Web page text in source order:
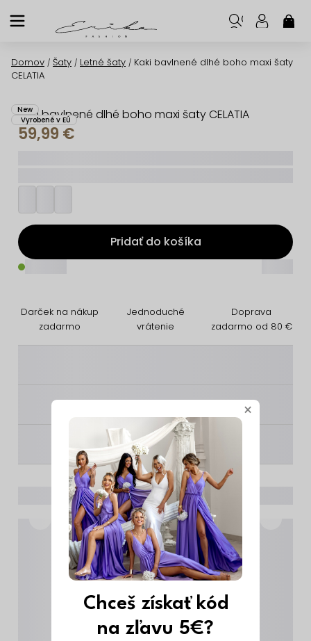
na
Domov / Šaty / Letné šaty / Kaki bavlnené dlhé boho maxi šaty
CELATIA
Kaki bavlnené dlhé boho maxi šaty CELATIA
New
Vyrobené v EÚ
59,99 €
Pridať do košíka
Darček na nákup
zadarmo
Jednoduché
vrátenie
Doprava
zadarmo od 80 €
________ ×
Chceš získať kód
na zľavu 5€?